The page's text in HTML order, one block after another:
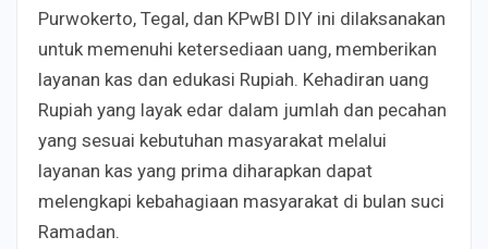
Purwokerto, Tegal, dan KPwBI DIY ini dilaksanakan
untuk memenuhi ketersediaan uang, memberikan
layanan kas dan edukasi Rupiah. Kehadiran uang
Rupiah yang layak edar dalam jumlah dan pecahan
yang sesuai kebutuhan masyarakat melalui
layanan kas yang prima diharapkan dapat
melengkapi kebahagiaan masyarakat di bulan suci
Ramadan.